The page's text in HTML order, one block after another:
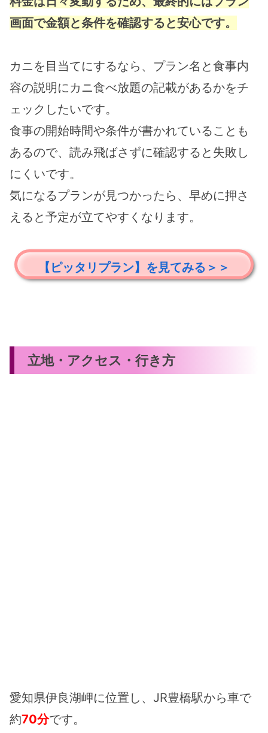
画面で金額と条件を確認すると安心です。
カニを目当てにするなら、プラン名と食事内
容の説明にカニ食べ放題の記載があるかをチ
ェックしたいです。
食事の開始時間や条件が書かれていることも
あるので、読み飛ばさずに確認すると失敗し
にくいです。
気になるプランが見つかったら、早めに押さ
えると予定が立てやすくなります。
【ピッタリプラン】を見てみる＞＞
立地・アクセス・行き方
愛知県伊良湖岬に位置し、JR豊橋駅から車で
約70分です。